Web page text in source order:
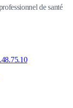
de santé